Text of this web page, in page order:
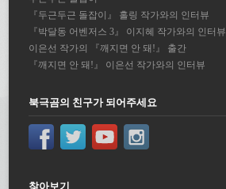
『두근두근 돌잡이』 홀링 작가와의 인터뷰
『박달동 어벤저스 3』 이지혜 작가와의 인터뷰
이은선 작가의 『깨지면 안 돼!』 출간
『깨지면 안 돼!』 이은선 작가와의 인터뷰
북극곰의 친구가 되어주세요
찾아보기